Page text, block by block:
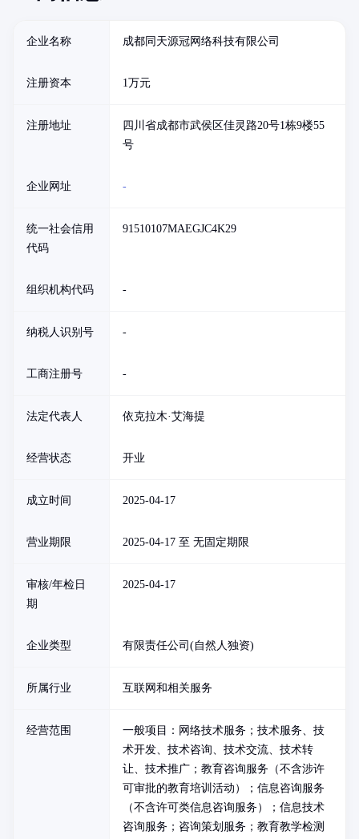
企业名称 成都同天源冠网络科技有限公司
注册资本 1万元
注册地址
四川省成都市武侯区佳灵路20号1栋9楼55
号
企业网址 -
统一社会信用
代码
91510107MAEGJC4K29
组织机构代码 -
纳税人识别号 -
工商注册号 -
法定代表人 依克拉木·艾海提
经营状态 开业
成立时间 2025-04-17
营业期限 2025-04-17 至 无固定期限
审核/年检日
期
2025-04-17
企业类型 有限责任公司(自然人独资)
所属行业 互联网和相关服务
经营范围
一般项目：网络技术服务；技术服务、技
术开发、技术咨询、技术交流、技术转
让、技术推广；教育咨询服务（不含涉许
可审批的教育培训活动）；信息咨询服务
（不含许可类信息咨询服务）；信息技术
咨询服务；咨询策划服务；教育教学检测